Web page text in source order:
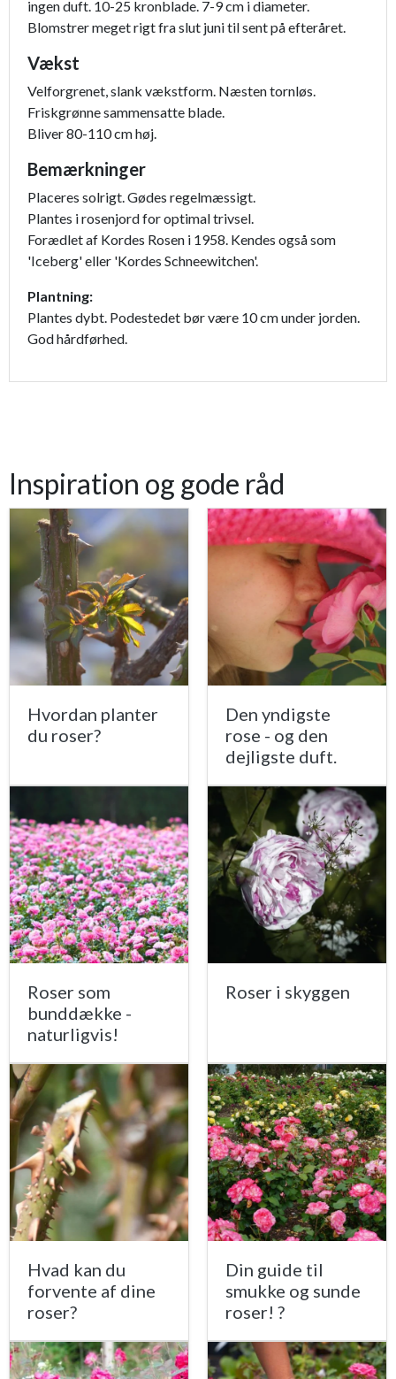
ingen duft. 10-25 kronblade. 7-9 cm i diameter.
Blomstrer meget rigt fra slut juni til sent på efteråret.
Vækst
Velforgrenet, slank vækstform. Næsten tornløs.
Friskgrønne sammensatte blade.
Bliver 80-110 cm høj.
Bemærkninger
Placeres solrigt. Gødes regelmæssigt.
Plantes i rosenjord for optimal trivsel.
Forædlet af Kordes Rosen i 1958. Kendes også som
'Iceberg' eller 'Kordes Schneewitchen'.
Plantning:
Plantes dybt. Podestedet bør være 10 cm under jorden.
God hårdførhed.
Inspiration og gode råd
Hvordan planter
du roser?
Den yndigste
rose - og den
dejligste duft.
Roser som
bunddække -
naturligvis!
Roser i skyggen
Hvad kan du
forvente af dine
roser?
Din guide til
smukke og sunde
roser! ?